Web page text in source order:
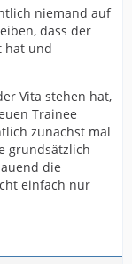
niemand auf
dass der
hat und
Vita stehen hat,
Trainee
zunächst mal
grundsätzlich
die
einfach nur